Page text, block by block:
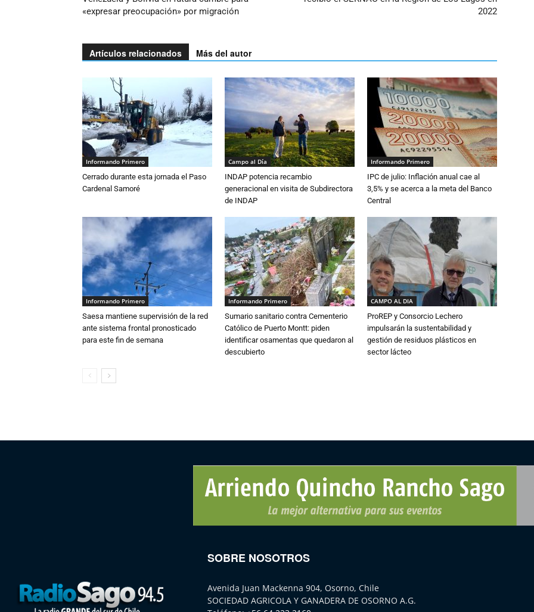
«expresar preocupación» por migración
2022
Artículos relacionados Más del autor
Informando Primero
Cerrado durante esta jornada el Paso
Cardenal Samoré
Campo al Día
INDAP potencia recambio
generacional en visita de Subdirectora
de INDAP
Informando Primero
IPC de julio: Inflación anual cae al
3,5% y se acerca a la meta del Banco
Central
Informando Primero
Saesa mantiene supervisión de la red
ante sistema frontal pronosticado
para este fin de semana
Informando Primero
Sumario sanitario contra Cementerio
Católico de Puerto Montt: piden
identificar osamentas que quedaron al
descubierto
CAMPO AL DIA
ProREP y Consorcio Lechero
impulsarán la sustentabilidad y
gestión de residuos plásticos en
sector lácteo
SOBRE NOSOTROS
Avenida Juan Mackenna 904, Osorno, Chile
SOCIEDAD AGRICOLA Y GANADERA DE OSORNO A.G.